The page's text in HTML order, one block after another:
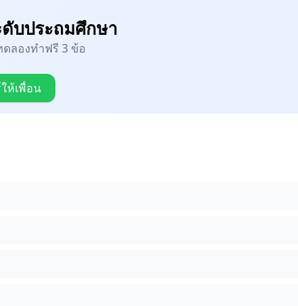
บประถมศึกษา
ดลองทำฟรี 3 ข้อ
ห้เพื่อน